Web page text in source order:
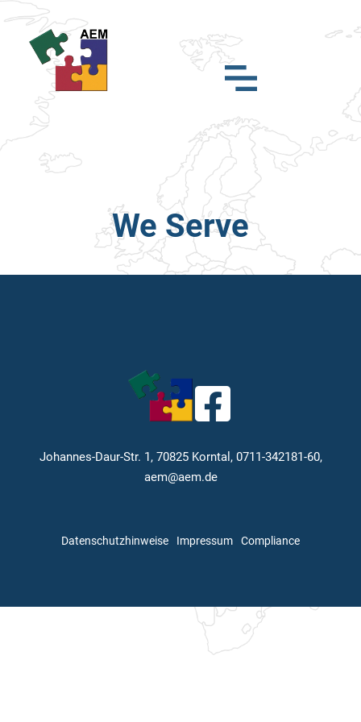
We Serve
Johannes-Daur-Str. 1, 70825 Korntal, 0711-342181-60,
aem@aem.de
Datenschutzhinweise Impressum Compliance